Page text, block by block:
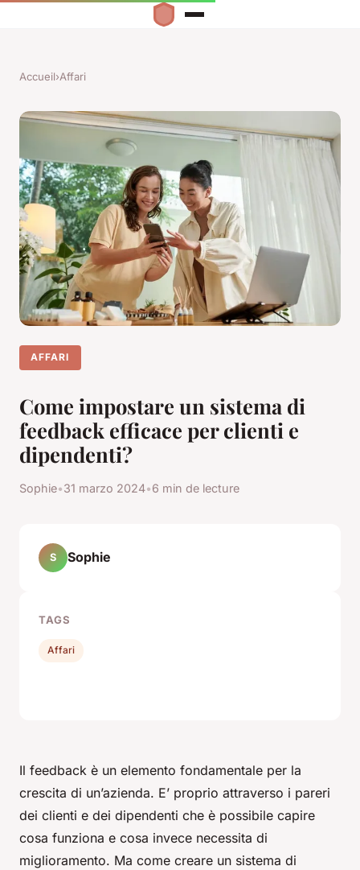
Accueil›Affari
AFFARI
Come impostare un sistema di
feedback efficace per clienti e
dipendenti?
Sophie•31 marzo 2024•6 min de lecture
Il feedback è un elemento fondamentale per la
crescita di un’azienda. E’ proprio attraverso i pareri
dei clienti e dei dipendenti che è possibile capire
cosa funziona e cosa invece necessita di
miglioramento. Ma come creare un sistema di
S Sophie
TAGS
Affari